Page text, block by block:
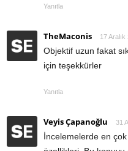
Yanıtla
TheMaconis 17
Objektif uzun fakat
için teşekkürler
Yanıtla
Veyis Çapanoğlu 31
İncelemelerde en